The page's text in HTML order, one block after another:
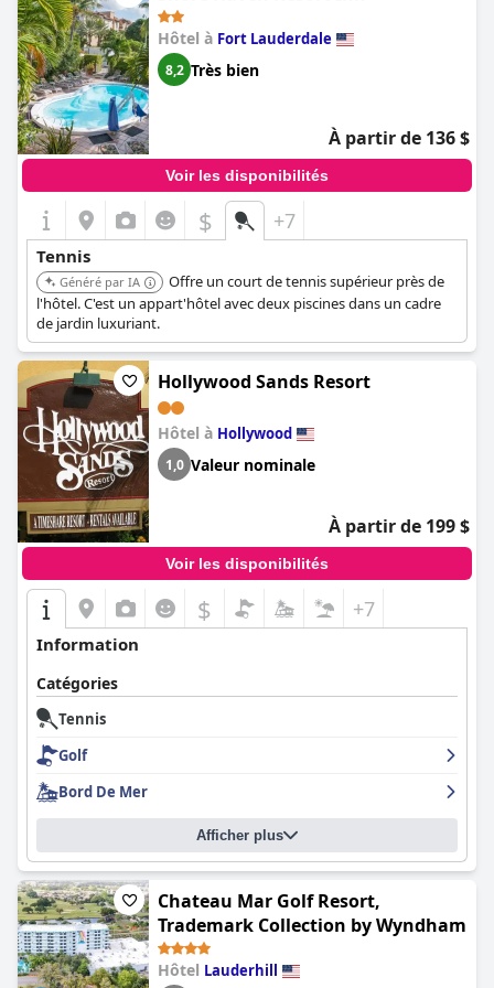
Hôtel à Fort Lauderdale
8,2 Très bien
À partir de 136 $
Voir les disponibilités
$ +7
Tennis
Généré par IA
Offre un court de tennis supérieur près de
l'hôtel. C'est un appart'hôtel avec deux piscines dans un cadre
de jardin luxuriant.
Hollywood Sands Resort
Hôtel à Hollywood
1,0 Valeur nominale
À partir de 199 $
Voir les disponibilités
$ +7
Information
Catégories
Tennis
Golf
Bord De Mer
Afficher plus
Chateau Mar Golf Resort,
Trademark Collection by Wyndham
Hôtel Lauderhill